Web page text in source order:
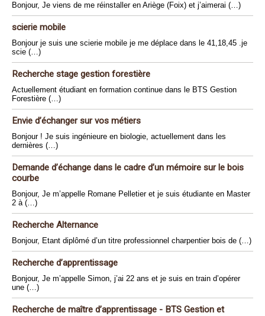
Bonjour, Je viens de me réinstaller en Ariège (Foix) et j’aimerai (…)
scierie mobile
Bonjour je suis une scierie mobile je me déplace dans le 41,18,45 .je
scie (…)
Recherche stage gestion forestière
Actuellement étudiant en formation continue dans le BTS Gestion
Forestière (…)
Envie d’échanger sur vos métiers
Bonjour ! Je suis ingénieure en biologie, actuellement dans les
dernières (…)
Demande d’échange dans le cadre d’un mémoire sur le bois
courbe
Bonjour, Je m’appelle Romane Pelletier et je suis étudiante en Master
2 à (…)
Recherche Alternance
Bonjour, Etant diplômé d’un titre professionnel charpentier bois de (…)
Recherche d’apprentissage
Bonjour, Je m’appelle Simon, j’ai 22 ans et je suis en train d’opérer
une (…)
Recherche de maître d’apprentissage - BTS Gestion et